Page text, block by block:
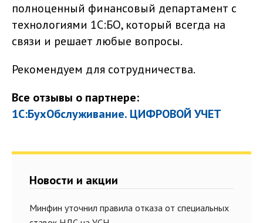
полноценный финансовый департамент с
технологиями 1С:БО, который всегда на
связи и решает любые вопросы.
Рекомендуем для сотрудничества.
Все отзывы о партнере:
1С:БухОбслуживание. ЦИФРОВОЙ УЧЕТ
Новости и акции
Минфин уточнил правила отказа от специальных